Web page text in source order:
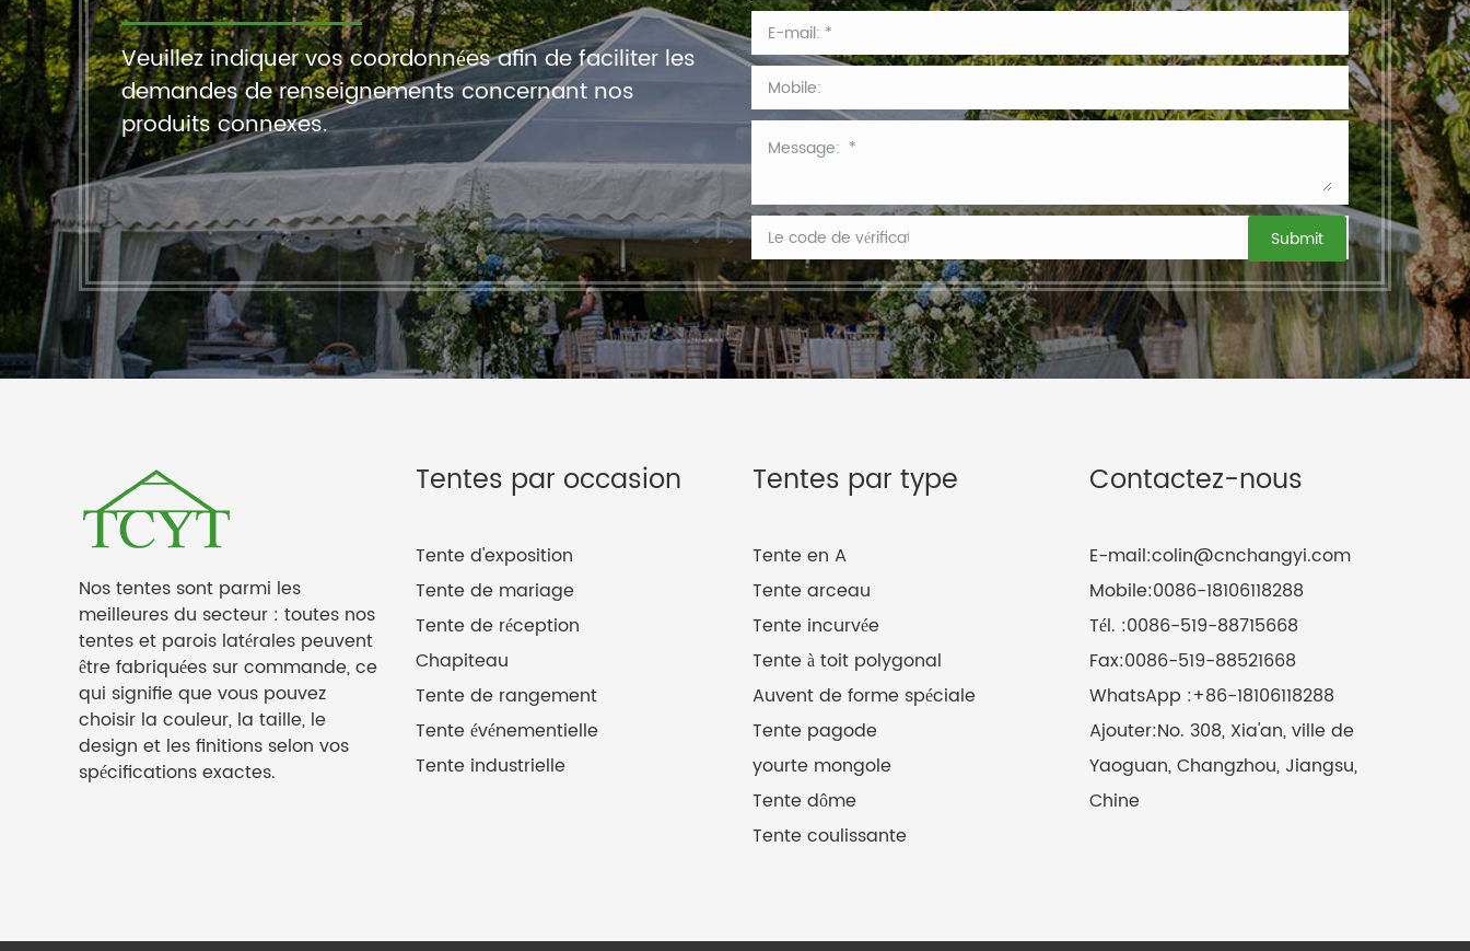
Veuillez indiquer vos coordonnées afin de faciliter les
demandes de renseignements concernant nos
produits connexes.
Nos tentes sont parmi les
meilleures du secteur : toutes nos
tentes et parois latérales peuvent
être fabriquées sur commande, ce
qui signifie que vous pouvez
choisir la couleur, la taille, le
design et les finitions selon vos
spécifications exactes.
Tentes par occasion
Tente d'exposition
Tente de mariage
Tente de réception
Chapiteau
Tente de rangement
Tente événementielle
Tente industrielle
Tentes par type
Tente en A
Tente arceau
Tente incurvée
Tente à toit polygonal
Auvent de forme spéciale
Tente pagode
yourte mongole
Tente dôme
Tente coulissante
Contactez-nous
E-mail:colin@cnchangyi.com
Mobile:0086-18106118288
Tél. :0086-519-88715668
Fax:0086-519-88521668
WhatsApp :+86-18106118288
Ajouter:No. 308, Xia'an, ville de
Yaoguan, Changzhou, Jiangsu,
Chine